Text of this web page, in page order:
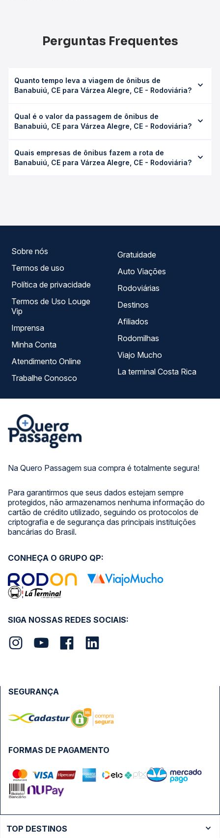
Perguntas Frequentes
Quanto tempo leva a viagem de ônibus de
Banabuiú, CE para Várzea Alegre, CE - Rodoviária?
CE - Rodoviária leva em média 3h 59min, podendo variar
conforme a viação, o tipo de serviço (convencional,
duração exata de cada opção na data desejada.
Qual é o valor da passagem de ônibus de
Banabuiú, CE para Várzea Alegre, CE - Rodoviária?
Várzea Alegre, CE - Rodoviária custa em média R$ 41,05 e
varia conforme a data da viagem, a empresa, o tipo de
Quais empresas de ônibus fazem a rota de
Banabuiú, CE para Várzea Alegre, CE - Rodoviária?
Na Quero Passagem sua compra é totalmente segura!
Para garantirmos que seus dados estejam sempre
protegidos, não armazenamos nenhuma informação do
cartão de crédito utilizado, seguindo os protocolos de
criptografia e de segurança das principais instituições
bancárias do Brasil.
Sobre nós
Termos de uso
Política de privacidade
Termos de Uso Louge
Vip
Imprensa
Minha Conta
Atendimento Online
Trabalhe Conosco
Gratuidade
Auto Viações
Rodoviárias
Destinos
Afiliados
Rodomilhas
Viajo Mucho
La terminal Costa Rica
SIGA NOSSAS REDES SOCIAIS:
CONHEÇA O GRUPO QP:
FORMAS DE PAGAMENTO
SEGURANÇA
TOP DESTINOS